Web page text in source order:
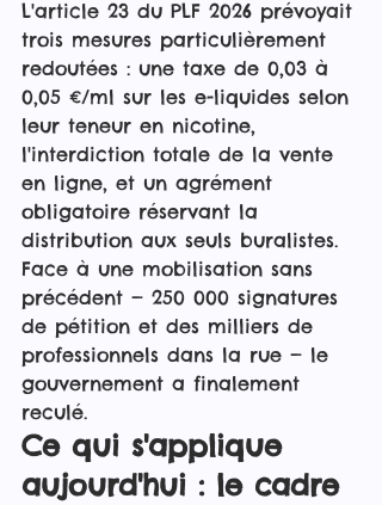
L'article 23 du PLF 2026 prévoyait
trois mesures particulièrement
redoutées : une taxe de 0,03 à
0,05 €/ml sur les e-liquides selon
leur teneur en nicotine,
l'interdiction totale de la vente
en ligne, et un agrément
obligatoire réservant la
distribution aux seuls buralistes.
Face à une mobilisation sans
précédent — 250 000 signatures
de pétition et des milliers de
professionnels dans la rue — le
gouvernement a finalement
reculé.
Ce qui s'applique
aujourd'hui : le cadre